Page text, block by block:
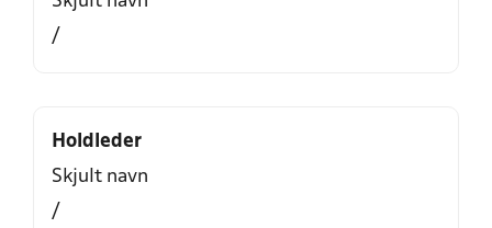
/
Holdleder
Skjult navn
/